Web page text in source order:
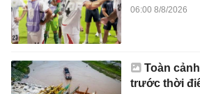
06:00 8/8/2026
Toàn
trước thời